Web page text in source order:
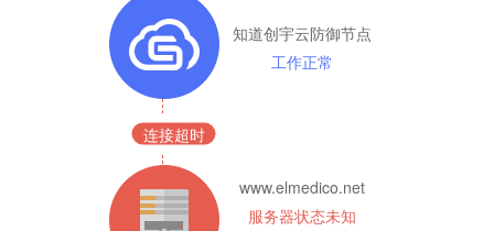
知道创宇云防御节点
工作正常
连接超时
www.elmedico.net
服务器状态未知